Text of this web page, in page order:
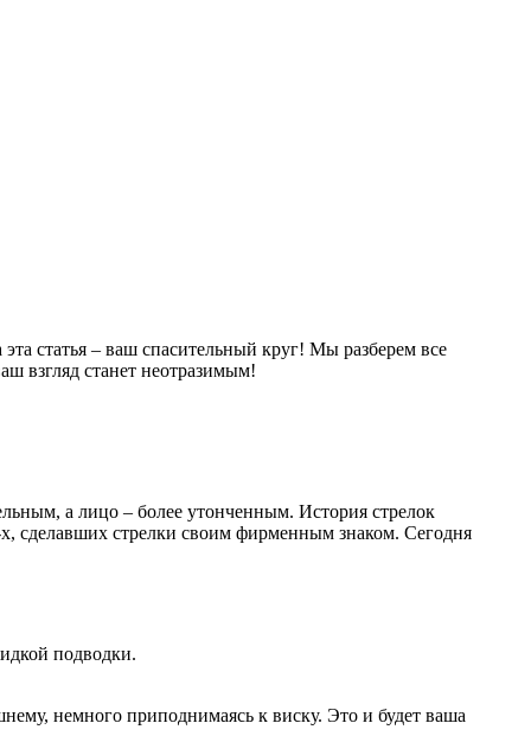
статья – ваш спасительный круг! Мы разберем все
взгляд станет неотразимым!
а лицо – более утонченным. История стрелок
сделавших стрелки своим фирменным знаком. Сегодня
подводки.
немного приподнимаясь к виску. Это и будет ваша